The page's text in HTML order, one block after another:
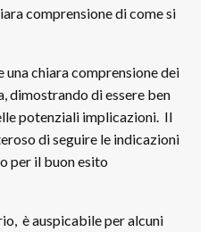
comprensione di come si
chiara comprensione dei
dimostrando di essere ben
potenziali implicazioni. Il
di seguire le indicazioni
per il buon esito
è auspicabile per alcuni